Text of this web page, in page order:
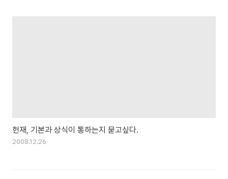
헌재, 기본과 상식이 통하는지 묻고싶다.
2008.12.26